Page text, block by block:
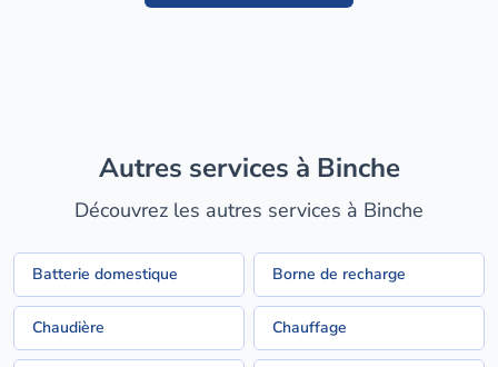
Autres services à Binche
Découvrez les autres services à Binche
Batterie domestique Borne de recharge
Chaudière Chauffage